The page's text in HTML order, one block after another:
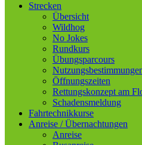
Strecken
Übersicht
Wildhog
No Jokes
Rundkurs
Übungsparcours
Öffnungszeiten
Rettungskonzept am
Schadensmeldung
Fahrtechnikkurse
Anreise / Übernachtungen
Anreise